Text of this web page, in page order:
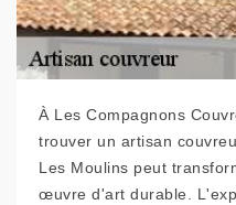
À Les Compagnons
trouver un artisan
Les Moulins peut
œuvre d'art durable.